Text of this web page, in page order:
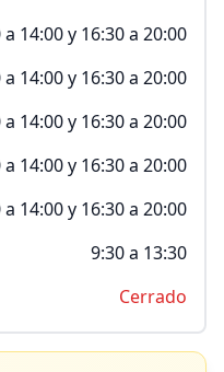
a 14:00 y 16:30 a 20:00
a 14:00 y 16:30 a 20:00
a 14:00 y 16:30 a 20:00
a 14:00 y 16:30 a 20:00
a 14:00 y 16:30 a 20:00
9:30 a 13:30
Cerrado